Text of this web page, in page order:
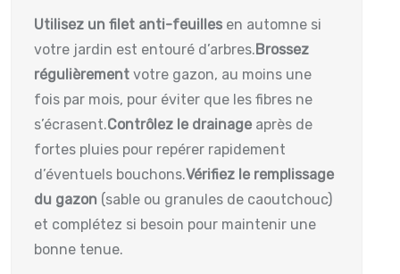
Utilisez un filet anti-feuilles en automne si
votre jardin est entouré d’arbres.Brossez
régulièrement votre gazon, au moins une
fois par mois, pour éviter que les fibres ne
s’écrasent.Contrôlez le drainage après de
fortes pluies pour repérer rapidement
d’éventuels bouchons.Vérifiez le remplissage
du gazon (sable ou granules de caoutchouc)
et complétez si besoin pour maintenir une
bonne tenue.